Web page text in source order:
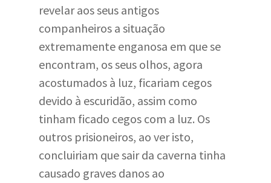
revelar aos seus antigos
companheiros a situação
extremamente enganosa em que se
encontram, os seus olhos, agora
acostumados à luz, ficariam cegos
devido à escuridão, assim como
tinham ficado cegos com a luz. Os
outros prisioneiros, ao ver isto,
concluiriam que sair da caverna tinha
causado graves danos ao